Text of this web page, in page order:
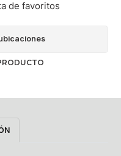
de favoritos